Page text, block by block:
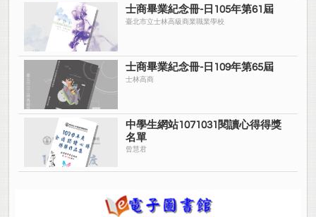
士商畢業紀念冊-日105年第61屆
臺北市立士林高級商業職業學校
士商畢業紀念冊-日109年第65屆
士林高商
中學生網站1071031閱讀心得得獎
名單
曾慧君